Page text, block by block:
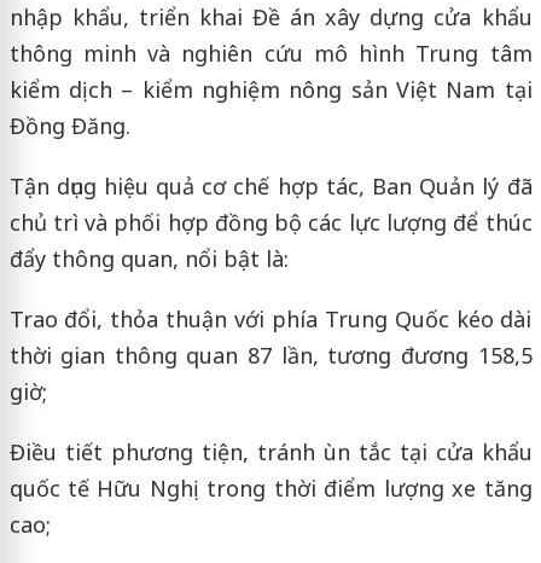
nhập khẩu, triển khai Đề án xây dựng cửa khẩu
thông minh và nghiên cứu mô hình Trung tâm
kiểm dịch – kiểm nghiệm nông sản Việt Nam tại
Đồng Đăng.
Tận dụng hiệu quả cơ chế hợp tác, Ban Quản lý đã
chủ trì và phối hợp đồng bộ các lực lượng để thúc
đẩy thông quan, nổi bật là:
Trao đổi, thỏa thuận với phía Trung Quốc kéo dài
thời gian thông quan 87 lần, tương đương 158,5
giờ;
Điều tiết phương tiện, tránh ùn tắc tại cửa khẩu
quốc tế Hữu Nghị trong thời điểm lượng xe tăng
cao;